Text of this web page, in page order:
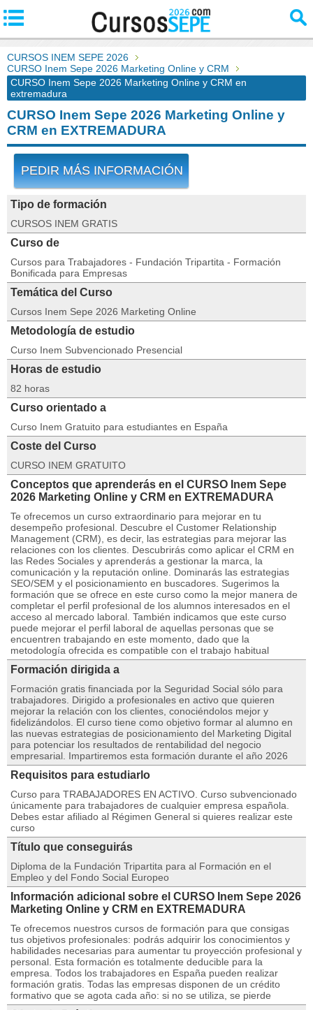
CURSOS INEM SEPE 2026
CURSO Inem Sepe 2026 Marketing Online y CRM
CURSO Inem Sepe 2026 Marketing Online y CRM en
extremadura
CURSO Inem Sepe 2026 Marketing Online y
CRM en EXTREMADURA
PEDIR MÁS INFORMACIÓN
Tipo de formación
CURSOS INEM GRATIS
Curso de
Cursos para Trabajadores - Fundación Tripartita - Formación
Bonificada para Empresas
Temática del Curso
Cursos Inem Sepe 2026 Marketing Online
Metodología de estudio
Curso Inem Subvencionado Presencial
Horas de estudio
82 horas
Curso orientado a
Curso Inem Gratuito para estudiantes en España
Coste del Curso
CURSO INEM GRATUITO
Conceptos que aprenderás en el CURSO Inem Sepe
2026 Marketing Online y CRM en EXTREMADURA
Te ofrecemos un curso extraordinario para mejorar en tu
desempeño profesional. Descubre el Customer Relationship
Management (CRM), es decir, las estrategias para mejorar las
relaciones con los clientes. Descubrirás como aplicar el CRM en
las Redes Sociales y aprenderás a gestionar la marca, la
comunicación y la reputación online. Dominarás las estrategias
SEO/SEM y el posicionamiento en buscadores. Sugerimos la
formación que se ofrece en este curso como la mejor manera de
completar el perfil profesional de los alumnos interesados en el
acceso al mercado laboral. También indicamos que este curso
puede mejorar el perfil laboral de aquellas personas que se
encuentren trabajando en este momento, dado que la
metodología ofrecida es compatible con el trabajo habitual
Formación dirigida a
Formación gratis financiada por la Seguridad Social sólo para
trabajadores. Dirigido a profesionales en activo que quieren
mejorar la relación con los clientes, conociéndolos mejor y
fidelizándolos. El curso tiene como objetivo formar al alumno en
las nuevas estrategias de posicionamiento del Marketing Digital
para potenciar los resultados de rentabilidad del negocio
empresarial. Impartiremos esta formación durante el año 2026
Requisitos para estudiarlo
Curso para TRABAJADORES EN ACTIVO. Curso subvencionado
únicamente para trabajadores de cualquier empresa española.
Debes estar afiliado al Régimen General si quieres realizar este
curso
Título que conseguirás
Diploma de la Fundación Tripartita para al Formación en el
Empleo y del Fondo Social Europeo
Información adicional sobre el CURSO Inem Sepe 2026
Marketing Online y CRM en EXTREMADURA
Te ofrecemos nuestros cursos de formación para que consigas
tus objetivos profesionales: podrás adquirir los conocimientos y
habilidades necesarias para aumentar tu proyección profesional y
personal. Esta formación es totalmente deducible para la
empresa. Todos los trabajadores en España pueden realizar
formación gratis. Todas las empresas disponen de un crédito
formativo que se agota cada año: si no se utiliza, se pierde